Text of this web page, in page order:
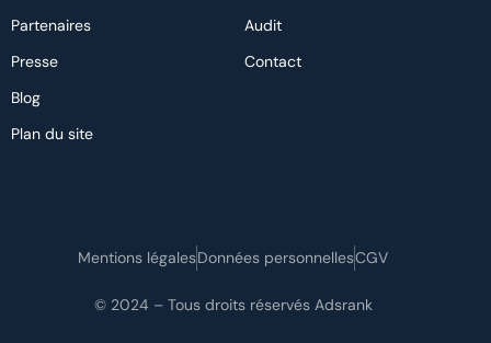
Partenaires
Presse
Blog
Plan du site
Audit
Contact
© 2024 – Tous droits réservés Adsrank
Mentions légalesDonnées personnellesCGV
Audit gratuit